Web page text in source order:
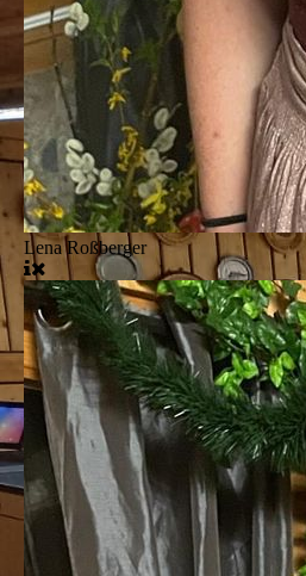
Lena Roßberger